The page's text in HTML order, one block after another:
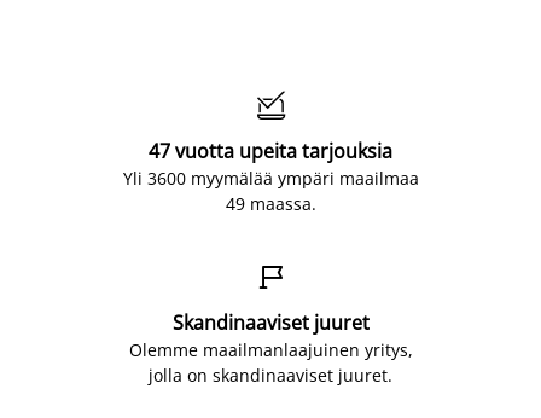

47 vuotta upeita tarjouksia
Yli 3600 myymälää ympäri maailmaa
49 maassa.

Skandinaaviset juuret
Olemme maailmanlaajuinen yritys,
jolla on skandinaaviset juuret.